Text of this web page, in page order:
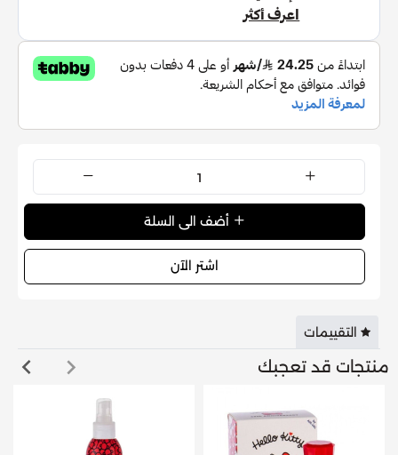
النوتات المتوسطة : ورود الإغليتين، الياسمين، الخوخ
النوتات القاعدية
المسك.
اشتر الآن
التقييمات
منتجات قد تعجبك